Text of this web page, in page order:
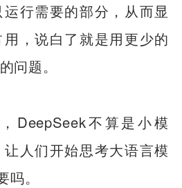
行需要的部分，从而显
，说白了就是用更少的
问题。
DeepSeek不算是小模
人们开始思考大语言模
。